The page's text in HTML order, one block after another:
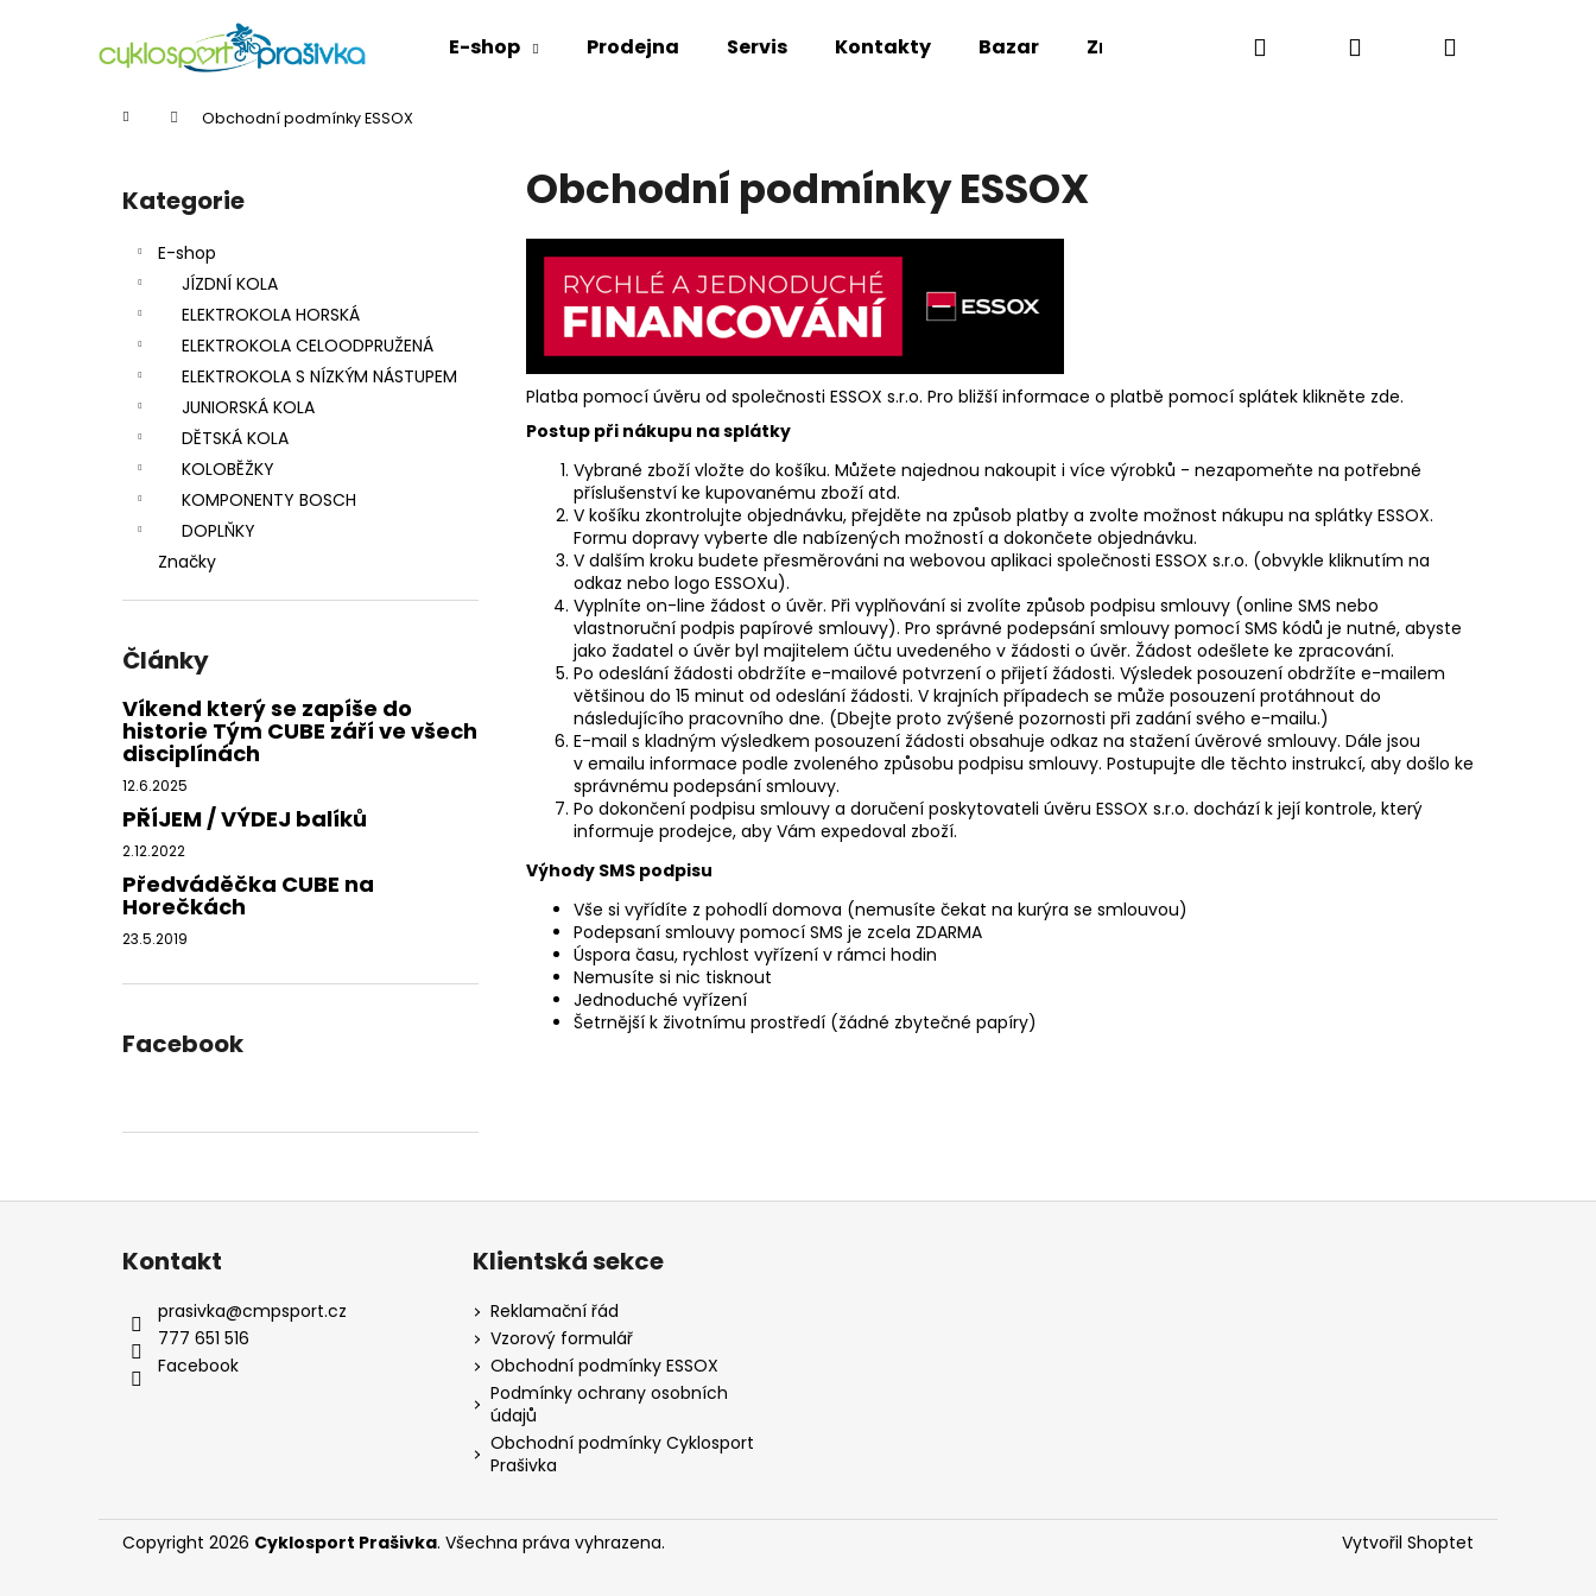
E-shop Prodejna Servis Kontakty Bazar Značky Hledat PřihlášeníNákupní
Domů Obchodní podmínky ESSOX
Přeskočit
kategorie
Kategorie
E-shop
JÍZDNÍ KOLA
ELEKTROKOLA HORSKÁ
ELEKTROKOLA CELOODPRUŽENÁ
ELEKTROKOLA S NÍZKÝM NÁSTUPEM
JUNIORSKÁ KOLA
DĚTSKÁ KOLA
KOLOBĚŽKY
KOMPONENTY BOSCH
DOPLŇKY
Značky
Články
Víkend který se zapíše do
historie Tým CUBE září ve všech
disciplínách
12.6.2025
PŘÍJEM / VÝDEJ balíků
2.12.2022
Předváděčka CUBE na
Horečkách
23.5.2019
Facebook
Obchodní podmínky ESSOX
Platba pomocí úvěru od společnosti ESSOX s.r.o. Pro bližší informace o platbě pomocí splátek klikněte zde.
Postup při nákupu na splátky
Vybrané zboží vložte do košíku. Můžete najednou nakoupit i více výrobků - nezapomeňte na potřebné
příslušenství ke kupovanému zboží atd.
V košíku zkontrolujte objednávku, přejděte na způsob platby a zvolte možnost nákupu na splátky ESSOX.
Formu dopravy vyberte dle nabízených možností a dokončete objednávku.
V dalším kroku budete přesměrováni na webovou aplikaci společnosti ESSOX s.r.o. (obvykle kliknutím na
odkaz nebo logo ESSOXu).
Vyplníte on-line žádost o úvěr. Při vyplňování si zvolíte způsob podpisu smlouvy (online SMS nebo
vlastnoruční podpis papírové smlouvy). Pro správné podepsání smlouvy pomocí SMS kódů je nutné, abyste
jako žadatel o úvěr byl majitelem účtu uvedeného v žádosti o úvěr. Žádost odešlete ke zpracování.
Po odeslání žádosti obdržíte e-mailové potvrzení o přijetí žádosti. Výsledek posouzení obdržíte e-mailem
většinou do 15 minut od odeslání žádosti. V krajních případech se může posouzení protáhnout do
následujícího pracovního dne. (Dbejte proto zvýšené pozornosti při zadání svého e-mailu.)
E-mail s kladným výsledkem posouzení žádosti obsahuje odkaz na stažení úvěrové smlouvy. Dále jsou
v emailu informace podle zvoleného způsobu podpisu smlouvy. Postupujte dle těchto instrukcí, aby došlo ke
správnému podepsání smlouvy.
Po dokončení podpisu smlouvy a doručení poskytovateli úvěru ESSOX s.r.o. dochází k její kontrole, který
informuje prodejce, aby Vám expedoval zboží.
Výhody SMS podpisu
Vše si vyřídíte z pohodlí domova (nemusíte čekat na kurýra se smlouvou)
Podepsaní smlouvy pomocí SMS je zcela ZDARMA
Úspora času, rychlost vyřízení v rámci hodin
Nemusíte si nic tisknout
Jednoduché vyřízení
Šetrnější k životnímu prostředí (žádné zbytečné papíry)
Zpět
Zpět
HLEDAT
Doporučujeme
Z
Kontakt
prasivka@cmpsport.cz
777 651 516
Facebook
Klientská sekce
Reklamační řád
Vzorový formulář
Obchodní podmínky ESSOX
Podmínky ochrany osobních
údajů
Obchodní podmínky Cyklosport
Prašivka
Vytvořil Shoptet
Copyright 2026 Cyklosport Prašivka. Všechna práva vyhrazena.